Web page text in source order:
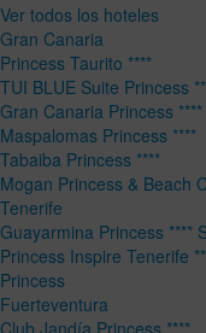
Ver todos los hoteles
Gran Canaria
Princess Taurito ****
TUI BLUE Suite Princess
Gran Canaria Princess
Maspalomas Princess ****
Tabaiba Princess ****
Mogan Princess & Beach
Tenerife
Guayarmina Princess ****
Princess Inspire Tenerife
Princess
Fuerteventura
Club Jandía Princess ****